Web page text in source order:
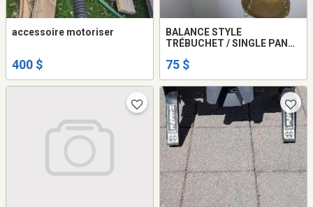
accessoire motoriser
400 $
BALANCE STYLE
TRÉBUCHET / SINGLE PAN
75 $